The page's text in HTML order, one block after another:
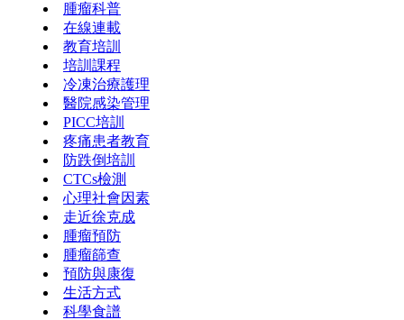
腫瘤科普
在線連載
教育培訓
培訓課程
冷凍治療護理
醫院感染管理
PICC培訓
疼痛患者教育
防跌倒培訓
CTCs檢測
心理社會因素
走近徐克成
腫瘤預防
腫瘤篩查
預防與康復
生活方式
科學食譜